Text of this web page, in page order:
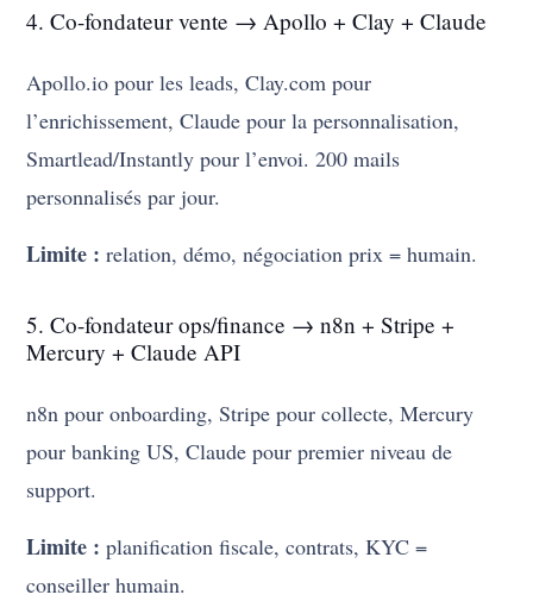
4. Co-fondateur vente → Apollo + Clay + Claude
Apollo.io pour les leads, Clay.com pour
l’enrichissement, Claude pour la personnalisation,
Smartlead/Instantly pour l’envoi. 200 mails
personnalisés par jour.
Limite : relation, démo, négociation prix = humain.
5. Co-fondateur ops/finance → n8n + Stripe +
Mercury + Claude API
n8n pour onboarding, Stripe pour collecte, Mercury
pour banking US, Claude pour premier niveau de
support.
Limite : planification fiscale, contrats, KYC =
conseiller humain.